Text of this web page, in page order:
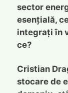
sector
esențială,
integrați în
ce?
Cristian
stocare de